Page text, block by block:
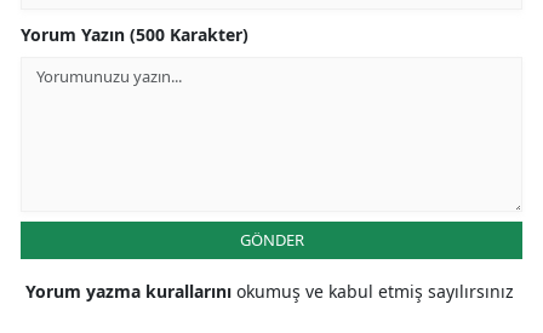
Yorum Yazın (500 Karakter)
GÖNDER
Yorum yazma kurallarını okumuş ve kabul etmiş sayılırsınız